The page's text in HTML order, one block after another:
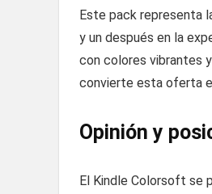
Este pack representa
y un después en la
con colores vibrantes
convierte esta oferta
Opinión y
El Kindle Colorsoft se